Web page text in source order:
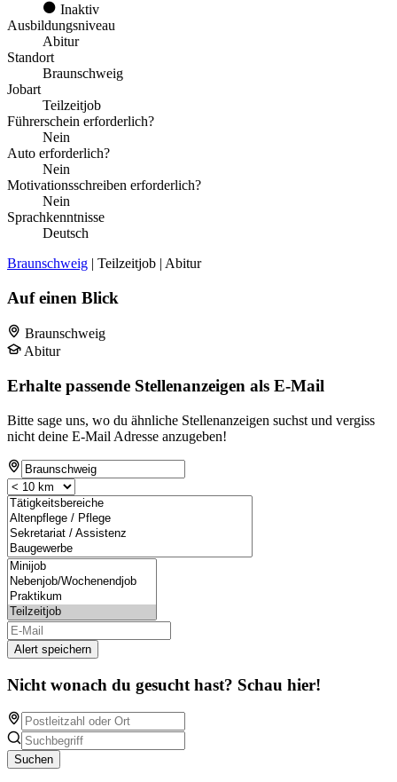
Inaktiv
Ausbildungsniveau
Abitur
Standort
Braunschweig
Jobart
Teilzeitjob
Führerschein erforderlich?
Nein
Auto erforderlich?
Nein
Motivationsschreiben erforderlich?
Nein
Sprachkenntnisse
Deutsch
Braunschweig | Teilzeitjob | Abitur
Auf einen Blick
Braunschweig
Abitur
Erhalte passende Stellenanzeigen als E-Mail
Bitte sage uns, wo du ähnliche Stellenanzeigen suchst und vergiss
nicht deine E-Mail Adresse anzugeben!
Alert speichern
Nicht wonach du gesucht hast? Schau hier!
Suchen